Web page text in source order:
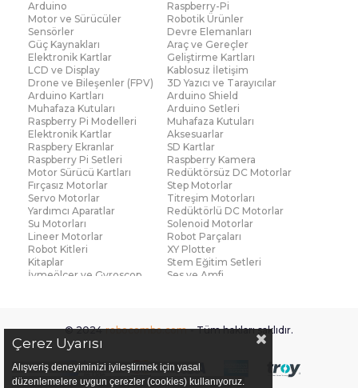
Arduino
Raspberry-Pi
Motor ve Sürücüler
Robotik Ürünler
Sensörler
Devre Elemanları
Güç Kaynakları
Araç ve Gereçler
Elektronik Kartlar
Geliştirme Kartları
LCD ve Display
Kablosuz İletişim
Drone ve Bileşenler (FPV)
3D Yazıcı ve Tarayıcılar
Arduino Kartları
Arduino Shield
Muhafaza Kutuları
Arduino Setleri
Raspberry Pi Modelleri
Muhafaza Kutuları
Elektronik Kartlar
Aksesuarlar
Raspbery Ekranlar
SD Kartlar
Raspberry Pi Setleri
Raspberry Kamera
Motor Sürücü Kartları
Redüktörsüz DC Motorlar
Fırçasız Motorlar
Step Motorlar
Servo Motorlar
Titreşim Motorları
Yardımcı Aparatlar
Redüktörlü DC Motorlar
Su Motorları
Solenoid Motorlar
Lineer Motorlar
Robot Parçaları
Robot Kitleri
XY Plotter
Kitaplar
Stem Eğitim Setleri
İvmeölçer ve Gyroscop
Ses ve Amfi
Voltaj ve Akım
Titreşim
Basınç ve Kuvvet
Manyetik ve Hall Effect
Mesafe, Çizgi ve Hareket
Sıcaklık ve Nem
Ateş Algılayıcı
Ağırlık
© 2024 robocombo.com - Tüm hakları saklıdır.
Çerez Uyarısı
Alışveriş deneyiminizi iyileştirmek için yasal
düzenlemelere uygun çerezler (cookies) kullanıyoruz.